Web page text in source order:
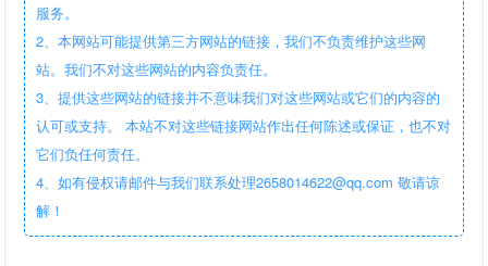
服务。
2、本网站可能提供第三方网站的链接，我们不负责维护这些网
站。我们不对这些网站的内容负责任。
3、提供这些网站的链接并不意味我们对这些网站或它们的内容的
认可或支持。 本站不对这些链接网站作出任何陈述或保证，也不对
它们负任何责任。
4、如有侵权请邮件与我们联系处理2658014622@qq.com 敬请谅
解！